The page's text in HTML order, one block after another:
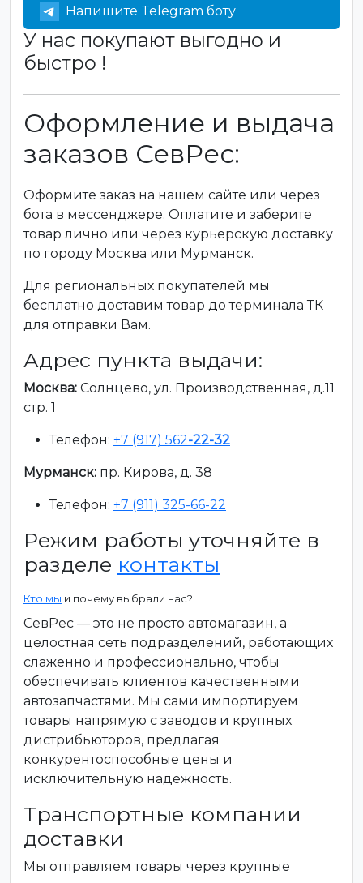
Напишите Telegram боту
У нас покупают выгодно и
быстро !
Оформление и выдача
заказов СевРес:
Оформите заказ на нашем сайте или через
бота в мессенджере. Оплатите и заберите
товар лично или через курьерскую доставку
по городу Москва или Мурманск.
Для региональных покупателей мы
бесплатно доставим товар до терминала ТК
для отправки Вам.
Адрес пункта выдачи:
Москва: Солнцево, ул. Производственная, д.11
стр. 1
Телефон: +7 (917) 562-22-32
Мурманск: пр. Кирова, д. 38
Телефон: +7 (911) 325-66-22
Режим работы уточняйте в
разделе контакты
Кто мы и почему выбрали нас?
СевРес — это не просто автомагазин, а
целостная сеть подразделений, работающих
слаженно и профессионально, чтобы
обеспечивать клиентов качественными
автозапчастями. Мы сами импортируем
товары напрямую с заводов и крупных
дистрибьюторов, предлагая
конкурентоспособные цены и
исключительную надежность.
Транспортные компании
доставки
Мы отправляем товары через крупные